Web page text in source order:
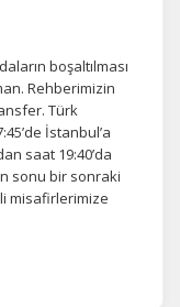
boşaltılması
Rehberimizin
Türk
İstanbul’a
saat 19:40’da
sonu bir sonraki
misafirlerimize